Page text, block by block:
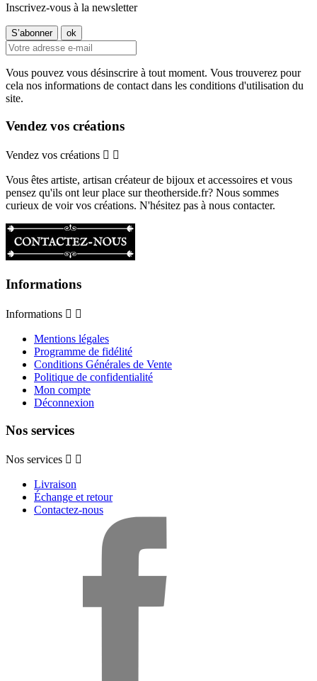
Inscrivez-vous à la newsletter
Vous pouvez vous désinscrire à tout moment. Vous trouverez pour
cela nos informations de contact dans les conditions d'utilisation du
site.
Vendez vos créations
Vendez vos créations  
Vous êtes artiste, artisan créateur de bijoux et accessoires et vous
pensez qu'ils ont leur place sur theotherside.fr? Nous sommes
curieux de voir vos créations. N'hésitez pas à nous contacter.
Informations
Informations  
Mentions légales
Programme de fidélité
Conditions Générales de Vente
Politique de confidentialité
Mon compte
Déconnexion
Nos services
Nos services  
Livraison
Échange et retour
Contactez-nous